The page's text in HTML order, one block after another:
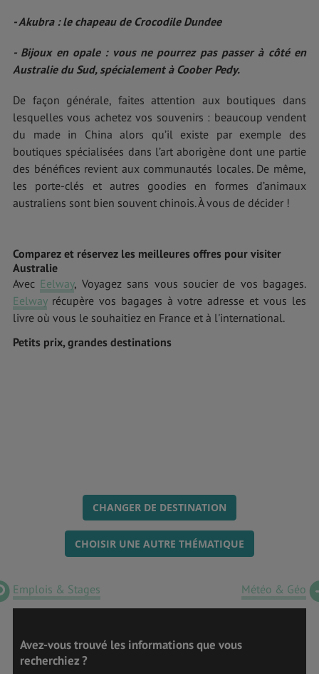
- Akubra : le chapeau de Crocodile Dundee
- Bijoux en opale : vous ne pourrez pas passer à côté en
Australie du Sud, spécialement à Coober Pedy.
De façon générale, faites attention aux boutiques dans
lesquelles vous achetez vos souvenirs : beaucoup vendent
du made in China alors qu’il existe par exemple des
boutiques spécialisées dans l’art aborigène dont une partie
des bénéfices revient aux communautés locales. De même,
les porte-clés et autres goodies en formes d’animaux
australiens sont bien souvent chinois. À vous de décider !
Comparez et réservez les meilleures offres pour visiter
Australie
Avec Eelway, Voyagez sans vous soucier de vos bagages.
Eelwayrécupère vos bagages à votre adresse et vous les
livre où vous le souhaitiez en France et à l'international.
Petits prix, grandes destinations
CHANGER DE DESTINATION
CHOISIR UNE AUTRE THÉMATIQUE
Emplois & Stages Météo & Géo
Avez-vous trouvé les informations que vous
recherchiez ?